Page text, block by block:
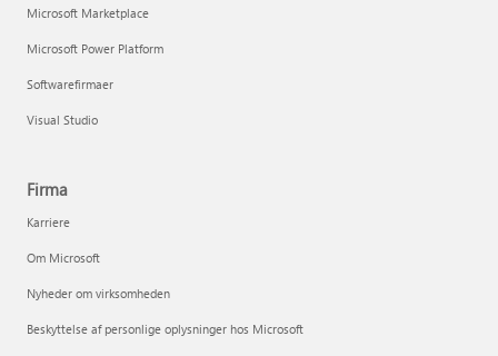
Microsoft Marketplace
Microsoft Power Platform
Softwarefirmaer
Visual Studio
Firma
Karriere
Om Microsoft
Nyheder om virksomheden
Beskyttelse af personlige oplysninger hos Microsoft